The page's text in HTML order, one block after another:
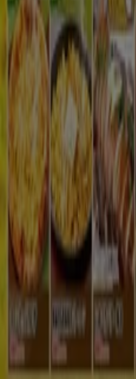
Tiendeoは世界中でのローカルショ
業Shopfullyの一社です。
Tiendeo
私たちが行うこと
ビジネスソリューションをみる
ニュース・メディア
ビジネス契約
お問い合わせ
マーケテイング＆ビジネスリ
地図上で店舗が誤った場所に
週にいちど広告のフィードバ
技術的な問題と一般的なフィ
近くのお店
製品紹介